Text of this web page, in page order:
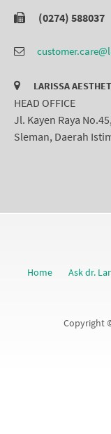
(0274) 588037
LARISSA
HEAD OFFICE
Jl. Kayen Raya
Sleman, Daerah
Home Ask dr.
Copyright